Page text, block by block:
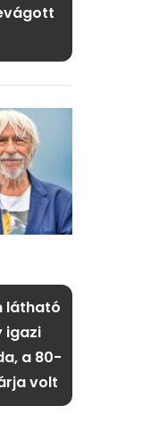
látható
igazi
a 80-
volt